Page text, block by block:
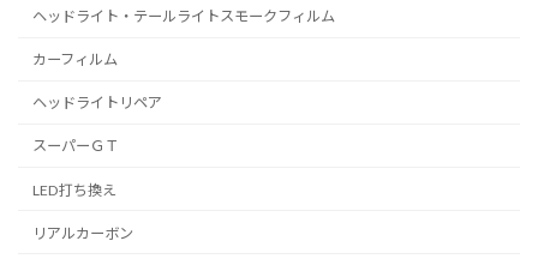
ヘッドライト・テールライトスモークフィルム
カーフィルム
ヘッドライトリペア
スーパーＧＴ
LED打ち換え
リアルカーボン